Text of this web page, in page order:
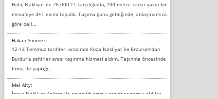
Haliç Nakliyat ile 26.000 TL karşılığında, 700 metre kadar yakın bir
mesafeye 4+1 evimi taşıdık. Taşıma günü geldiğinde, anlaşmamıza
göre beli...
Hakan Sönmez:
12-14 Temmuz tarihleri arasında Koza Nakliyat ile Erzurum’dan
Burdur’a şehirler arası taşınma hizmeti aldım. Taşınma öncesinde
firma ile yaptığı...
Mel Alty:
İnova Nakliyat Ankara ile anlaşıldı eşyayı taşıdılar parayı aldılar.